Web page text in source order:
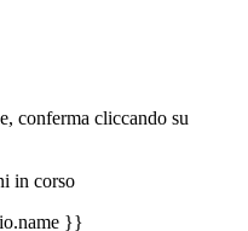
conferma cliccando su
in corso
}}